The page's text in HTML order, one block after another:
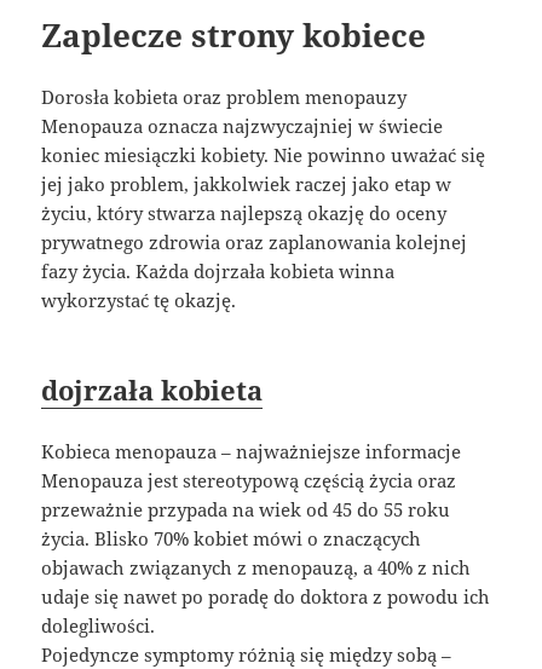
Zaplecze strony kobiece
Dorosła kobieta oraz problem menopauzy
Menopauza oznacza najzwyczajniej w świecie
koniec miesiączki kobiety. Nie powinno uważać się
jej jako problem, jakkolwiek raczej jako etap w
życiu, który stwarza najlepszą okazję do oceny
prywatnego zdrowia oraz zaplanowania kolejnej
fazy życia. Każda dojrzała kobieta winna
wykorzystać tę okazję.
dojrzała kobieta
Kobieca menopauza – najważniejsze informacje
Menopauza jest stereotypową częścią życia oraz
przeważnie przypada na wiek od 45 do 55 roku
życia. Blisko 70% kobiet mówi o znaczących
objawach związanych z menopauzą, a 40% z nich
udaje się nawet po poradę do doktora z powodu ich
dolegliwości.
Pojedyncze symptomy różnią się między sobą –